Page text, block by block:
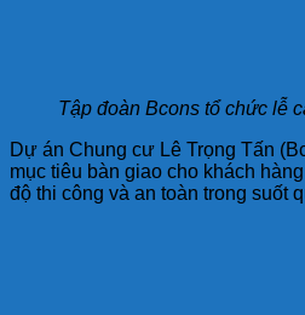
Tập đoàn Bcons tổ chức lễ
Dự án Chung cư Lê Trọng Tấn
mục tiêu bàn giao cho khách
độ thi công và an toàn trong suốt